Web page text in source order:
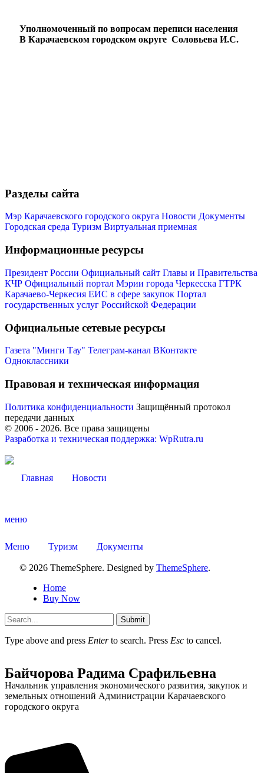
Уполномоченный по вопросам переписи населения
В Карачаевском городском округе Соловьева И.С.
Разделы сайта
Мэр Карачаевского городского округа Новости Документы
Городская среда Туризм Виртуальная приемная
Информационные ресурсы
Президент России Официальный сайт Главы и Правительства
КЧР Официальный портал Мэрии города Черкесска ГТРК
Карачаево-Черкесия ЕИС в сфере закупок Портал
государственных услуг Российской Федерации
Официальные сетевые ресурсы
Газета "Минги Тау" Телеграм-канал ВКонтакте
Одноклассники
Правовая и техническая информация
Политика конфиденциальности Защищённый протокол
передачи данных
© 2006 - 2026. Все права защищены
Разработка и техническая поддержка: WpRutra.ru
Главная Новости
меню
Меню Туризм Документы
© 2026 ThemeSphere. Designed by ThemeSphere.
Home
Buy Now
Submit
Type above and press Enterto search. Press Esc to cancel.
Об округе
Байчорова Радима Срафильевна
Начальник управления экономического развития, закупок и
земельных отношений Администрации Карачаевского
городского округа